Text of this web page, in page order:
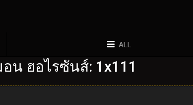
ALL
น ฮอไรซันส์: 1x111